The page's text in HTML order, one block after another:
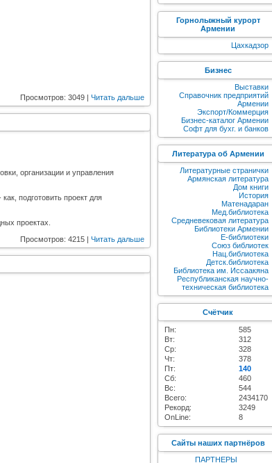
Просмотров: 3049 | Читать дальше
организации и управления
подготовить проект для
проектах.
Просмотров: 4215 | Читать дальше
Горнолыжный курорт
Армении
Цахкадзор
Бизнес
Выставки
Справочник предприятий
Армении
Экспорт/Коммерция
Бизнес-каталог Армении
Софт для бухг. и банков
Литература об Армении
Литературные странички
Армянская литература
Дом книги
История
Матенадаран
Мед.библиотека
Средневековая литература
Библиотеки Армении
E-библиотеки
Союз библиотек
Нац.библиотека
Детск.библиотека
Библиотека им. Иссаакяна
Республиканская научно-
техническая библиотека
Счётчик
Пн:
585
Вт:
312
Ср:
328
Чт:
378
Пт:
140
Сб:
460
Вс:
544
Всего:
2434170
Рекорд:
3249
OnLine:
8
Сайты наших партнёров
ПАРТНЕРЫ